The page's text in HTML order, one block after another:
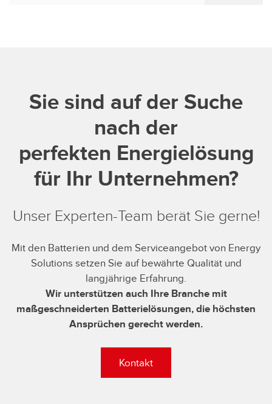
Sie sind auf der Suche
nach der
perfekten Energielösung
für Ihr Unternehmen?
Unser Experten-Team berät Sie gerne!
Mit den Batterien und dem Serviceangebot von Energy
Solutions setzen Sie auf bewährte Qualität und
langjährige Erfahrung.
Wir unterstützen auch Ihre Branche mit
maßgeschneiderten Batterielösungen, die höchsten
Ansprüchen gerecht werden.
Kontakt